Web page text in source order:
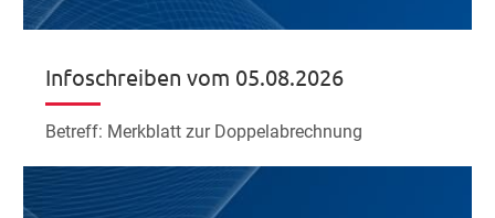
Infoschreiben vom 05.08.2026
Betreff: Merkblatt zur Doppelabrechnung